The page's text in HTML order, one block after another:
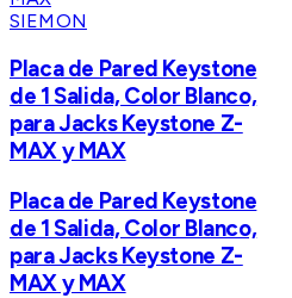
SIEMON
Placa de Pared Keystone
de 1 Salida, Color Blanco,
para Jacks Keystone Z-
MAX y MAX
Placa de Pared Keystone
de 1 Salida, Color Blanco,
para Jacks Keystone Z-
MAX y MAX